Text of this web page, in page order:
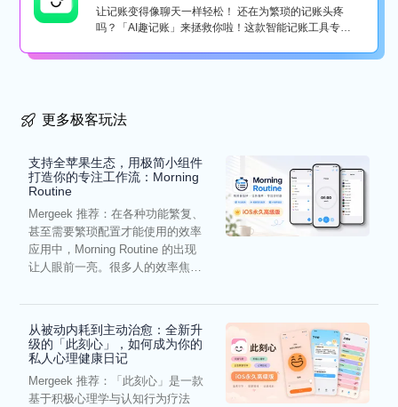
让记账变得像聊天一样轻松！ 还在为繁琐的记账头疼
吗？「AI趣记账」来拯救你啦！这款智能记账工具专为
更多极客玩法
支持全苹果生态，用极简小组件
打造你的专注工作流：Morning
Routine
Mergeek 推荐：在各种功能繁复、
甚至需要繁琐配置才能使用的效率
应用中，Morning Routine 的出现
让人眼前一亮。很多人的效率焦
从被动内耗到主动治愈：全新升
级的「此刻心」，如何成为你的
私人心理健康日记
Mergeek 推荐：「此刻心」是一款
基于积极心理学与认知行为疗法